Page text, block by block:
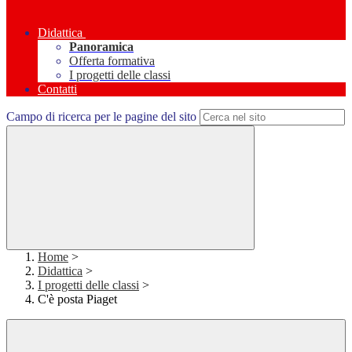
Didattica
Panoramica
Offerta formativa
I progetti delle classi
Contatti
Campo di ricerca per le pagine del sito
Home >
Didattica >
I progetti delle classi >
C'è posta Piaget